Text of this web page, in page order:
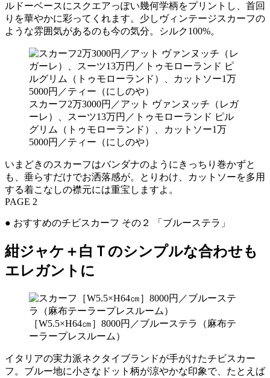
ルドーベースにスクエアっぽい幾何学柄をプリントし、首回
りを華やかに彩ってくれます。少しヴィンテージスカーフの
ような雰囲気があるのも今の気分。シルク100%。
スカーフ2万3000円／アット ヴァンヌッチ（レガ
ーレ）、スーツ13万円／トゥモローランド ピル
グリム（トゥモローランド）、カットソー1万
5000円／ティー（にしのや）
いまどきのスカーフはバンダナのようにきっちり巻かずと
も、垂らすだけでお洒落感が。とりわけ、カットソーを多用
する着こなしの襟元には重宝しますよ。
PAGE 2
● おすすめのチビスカーフ その２ 「ブルーステラ」
紺ジャケ＋白Ｔのシンプルな合わせも
エレガントに
［W5.5×H64㎝］8000円／ブルーステラ（麻布テ
ーラープレスルーム）
イタリアの実力派ネクタイブランドが手がけたチビスカー
フ。ブルー地に小さなドット柄が涼やかな印象で、たとえば